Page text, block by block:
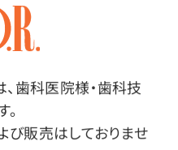
、歯科医院様・歯科技
販売はしておりませ
維がしっかり歯垢を絡め